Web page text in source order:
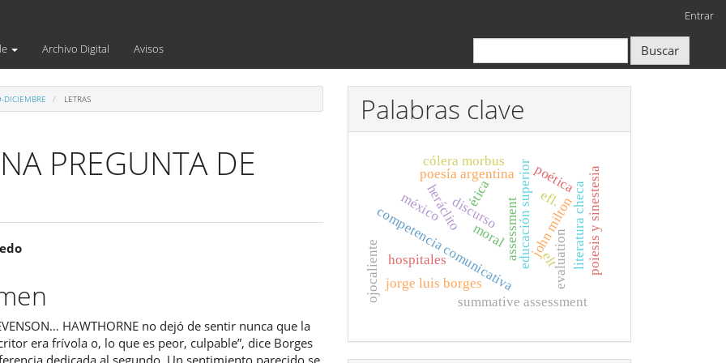
Entrar
Archivo Digital Avisos Buscar
LETRAS
PREGUNTA DE
HAWTHORNE no dejó de sentir nunca que la
era frívola o, lo que es peor, culpable”, dice Borges
dedicada al segundo. Un sentimiento parecido se
Palabras clave
discurso
competencia comunicativaeducación superior
jorge luis borges
heráclito john milton
poesía argentina
ética
moral
méxico literatura checa
assessment evaluation
summative assessment
elt
efl. poiesis y sinestesia
cólera morbus
ojocaliente hospitales
poética